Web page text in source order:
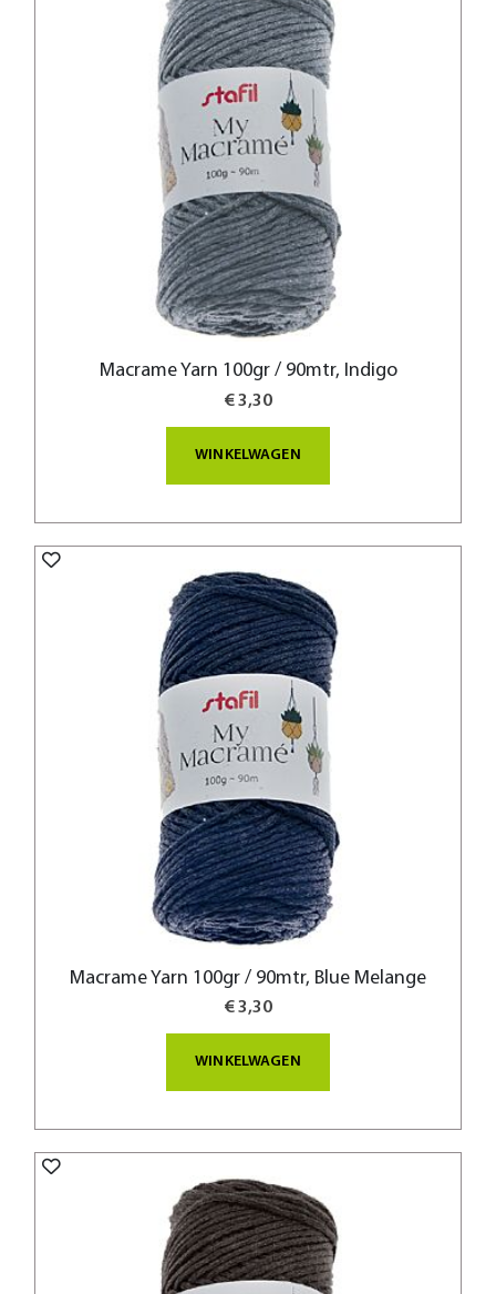
Macrame Yarn 100gr / 90mtr, Indigo
€ 3,30
WINKELWAGEN
Macrame Yarn 100gr / 90mtr, Blue Melange
€ 3,30
WINKELWAGEN